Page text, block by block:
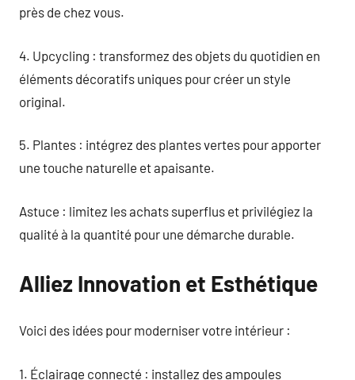
près de chez vous.
4. Upcycling : transformez des objets du quotidien en
éléments décoratifs uniques pour créer un style
original.
5. Plantes : intégrez des plantes vertes pour apporter
une touche naturelle et apaisante.
Astuce : limitez les achats superflus et privilégiez la
qualité à la quantité pour une démarche durable.
Alliez Innovation et Esthétique
Voici des idées pour moderniser votre intérieur :
1. Éclairage connecté : installez des ampoules